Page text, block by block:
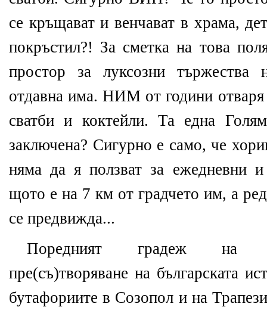
се кръщават и венчават в храма,
покръстил?! За сметка на това
простор за луксозни
отдавна има. НИМ от години
сватби и коктейли. Та една
заключена? Сигурно е само, че
няма да я ползват за ежедневни
щото е на 7 км от градчето им, а
се предвижда...
Поредният градеж на
пре(съ)творяване на българската
бутафориите в Созопол и на